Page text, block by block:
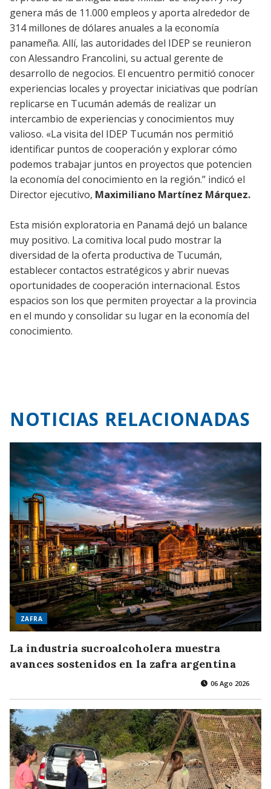
genera más de 11.000 empleos y aporta alrededor de
314 millones de dólares anuales a la economía
panameña. Allí, las autoridades del IDEP se reunieron
con Alessandro Francolini, su actual gerente de
desarrollo de negocios. El encuentro permitió conocer
experiencias locales y proyectar iniciativas que podrían
replicarse en Tucumán además de realizar un
intercambio de experiencias y conocimientos muy
valioso. «La visita del IDEP Tucumán nos permitió
identificar puntos de cooperación y explorar cómo
podemos trabajar juntos en proyectos que potencien
la economía del conocimiento en la región.” indicó el
Director ejecutivo, Maximiliano Martínez Márquez.
Esta misión exploratoria en Panamá dejó un balance
muy positivo. La comitiva local pudo mostrar la
diversidad de la oferta productiva de Tucumán,
establecer contactos estratégicos y abrir nuevas
oportunidades de cooperación internacional. Estos
espacios son los que permiten proyectar a la provincia
en el mundo y consolidar su lugar en la economía del
conocimiento.
NOTICIAS RELACIONADAS
ZAFRA
La industria sucroalcoholera muestra
avances sostenidos en la zafra argentina
06 Ago 2026